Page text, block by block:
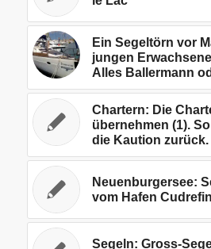
Ein Segeltörn vor
jungen
Alles Ballermann
Chartern: Die
übernehmen (1).
die Kaution zurück.
Neuenburgersee:
vom Hafen Cudrefin
Segeln: Gross-